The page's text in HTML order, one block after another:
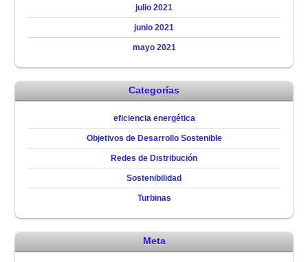
julio 2021
junio 2021
mayo 2021
Categorías
eficiencia energética
Objetivos de Desarrollo Sostenible
Redes de Distribución
Sostenibilidad
Turbinas
Meta